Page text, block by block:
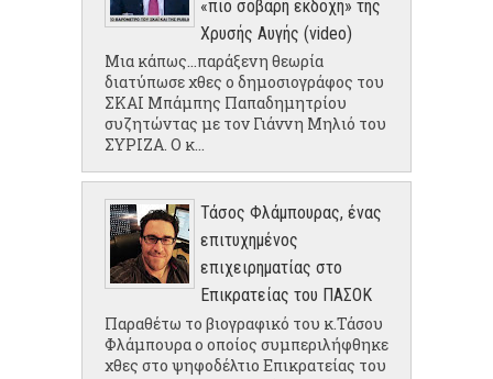
«πιο σοβαρή εκδοχή» της
Χρυσής Αυγής (video)
Μια κάπως...παράξενη θεωρία
διατύπωσε χθες ο δημοσιογράφος του
ΣΚΑΙ Μπάμπης Παπαδημητρίου
συζητώντας με τον Γιάννη Μηλιό του
ΣΥΡΙΖΑ. Ο κ...
Τάσος Φλάμπουρας, ένας
επιτυχημένος
επιχειρηματίας στο
Επικρατείας του ΠΑΣΟΚ
Παραθέτω το βιογραφικό του κ.Τάσου
Φλάμπουρα ο οποίος συμπεριλήφθηκε
χθες στο ψηφοδέλτιο Επικρατείας του